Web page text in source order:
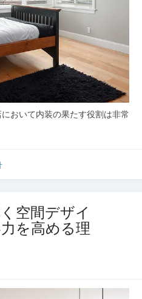
おいて内装の果たす役割は非常
空間デザイ
を高める理